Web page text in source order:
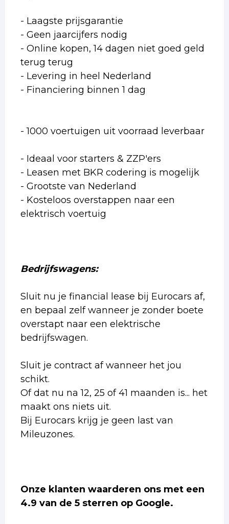
- Laagste prijsgarantie
- Geen jaarcijfers nodig
- Online kopen, 14 dagen niet goed geld
terug terug
- Levering in heel Nederland
- Financiering binnen 1 dag
- 1000 voertuigen uit voorraad leverbaar
- Ideaal voor starters & ZZP'ers
- Leasen met BKR codering is mogelijk
- Grootste van Nederland
- Kosteloos overstappen naar een
elektrisch voertuig
Bedrijfswagens:
Sluit nu je financial lease bij Eurocars af,
en bepaal zelf wanneer je zonder boete
overstapt naar een elektrische
bedrijfswagen.
Sluit je contract af wanneer het jou
schikt.
Of dat nu na 12, 25 of 41 maanden is... het
maakt ons niets uit.
Bij Eurocars krijg je geen last van
Mileuzones.
Onze klanten waarderen ons met een
4.9 van de 5 sterren op Google.